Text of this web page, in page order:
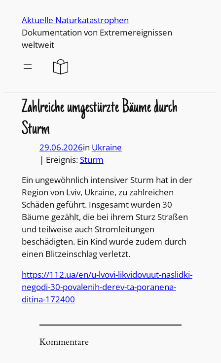
Inhalt
wechseln
Aktuelle Naturkatastrophen
Dokumentation von Extremereignissen
weltweit
Zahlreiche umgestürzte Bäume durch
Sturm
29.06.2026in Ukraine
| Ereignis:Sturm
Ein ungewöhnlich intensiver Sturm hat in der
Region von Lviv, Ukraine, zu zahlreichen
Schäden geführt. Insgesamt wurden 30
Bäume gezählt, die bei ihrem Sturz Straßen
und teilweise auch Stromleitungen
beschädigten. Ein Kind wurde zudem durch
einen Blitzeinschlag verletzt.
https://112.ua/en/u-lvovi-likvidovuut-naslidki-
negodi-30-povalenih-derev-ta-poranena-
ditina-172400
Kommentare